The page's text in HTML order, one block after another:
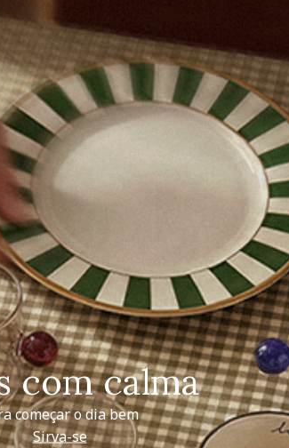
com calma
começar o dia bem
Sirva-se